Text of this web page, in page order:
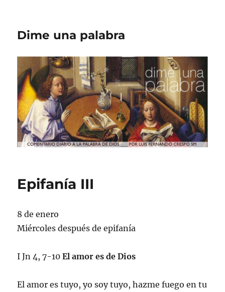
Dime una palabra
Epifanía III
8 de enero
Miércoles después de epifanía
I Jn 4, 7-10El amor es de Dios
El amor es tuyo, yo soy tuyo, hazme fuego en tu